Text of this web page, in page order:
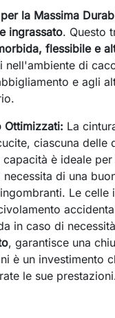
la Massima
ingrassato. Questo
flessibile e
nell'ambiente di
e agli
Ottimizzati: La
ciascuna
capacità è ideale
di una
Le
in caso di
, garantisce una
è un investimento
le sue